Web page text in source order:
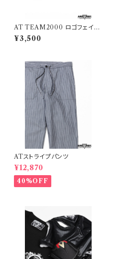
AT TEAM2000 ロゴフェイス
タオル
¥3,500
ATストライプパンツ
¥12,870
40%OFF